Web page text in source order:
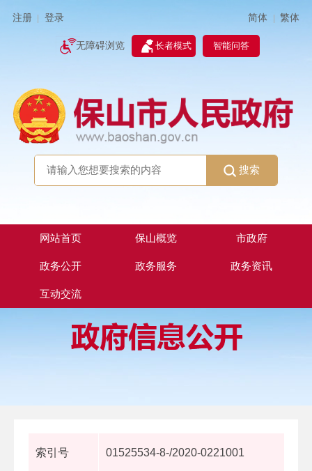
注册 登录 简体 | 繁体
无障碍浏览 长者模式 智能问答
搜索
网站首页 保山概览 市政府
政务公开 政务服务 政务资讯
互动交流
索引号 01525534-8-/2020-0221001